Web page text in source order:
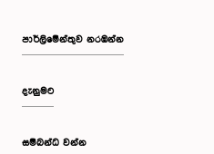
පාර්ලි‌මේන්තුව නරඹන්න
දැනුමට
සම්බන්ධ වන්න